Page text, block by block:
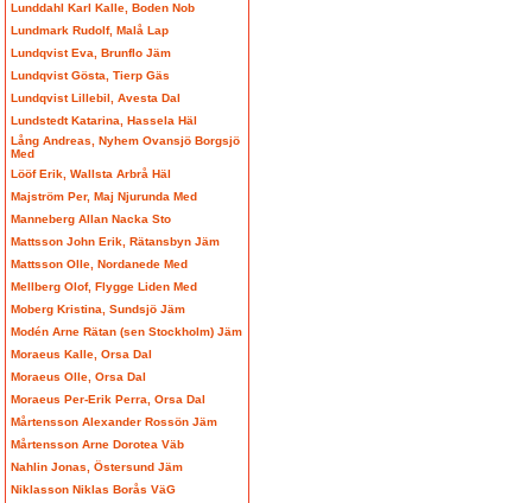
Lunddahl Karl Kalle, Boden Nob
Lundmark Rudolf, Malå Lap
Lundqvist Eva, Brunflo Jäm
Lundqvist Gösta, Tierp Gäs
Lundqvist Lillebil, Avesta Dal
Lundstedt Katarina, Hassela Häl
Lång Andreas, Nyhem Ovansjö Borgsjö
Med
Lööf Erik, Wallsta Arbrå Häl
Majström Per, Maj Njurunda Med
Manneberg Allan Nacka Sto
Mattsson John Erik, Rätansbyn Jäm
Mattsson Olle, Nordanede Med
Mellberg Olof, Flygge Liden Med
Moberg Kristina, Sundsjö Jäm
Modén Arne Rätan (sen Stockholm) Jäm
Moraeus Kalle, Orsa Dal
Moraeus Olle, Orsa Dal
Moraeus Per-Erik Perra, Orsa Dal
Mårtensson Alexander Rossön Jäm
Mårtensson Arne Dorotea Väb
Nahlin Jonas, Östersund Jäm
Niklasson Niklas Borås VäG